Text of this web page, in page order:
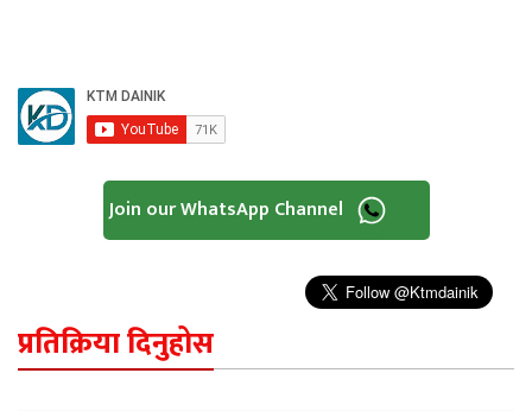
Join our WhatsApp Channel
प्रतिक्रिया दिनुहोस